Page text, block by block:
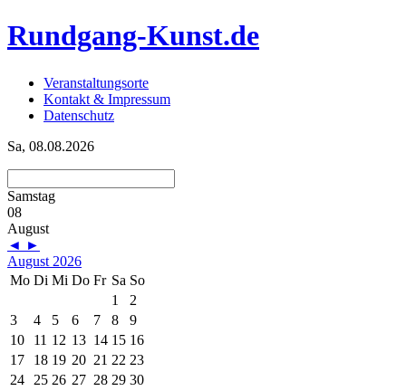
Rundgang-Kunst.de
Veranstaltungsorte
Kontakt & Impressum
Datenschutz
Sa, 08.08.2026
Samstag
08
August
◄ ►
August 2026
Mo Di Mi Do Fr Sa So
1
2
3
4 5 6 7 8
9
10
11 12 13 14 15 16
17
18 19 20 21 22 23
24 25 26 27 28 29 30